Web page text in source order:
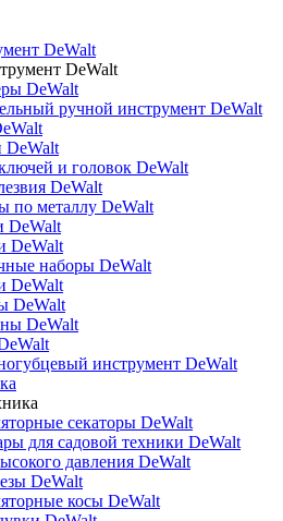
DeWalt
DeWalt
DeWalt
ручной инструмент DeWalt
DeWalt
и головок DeWalt
DeWalt
по металлу DeWalt
DeWalt
DeWalt
наборы DeWalt
DeWalt
DeWalt
DeWalt
инструмент DeWalt
секаторы DeWalt
для садовой техники DeWalt
давления DeWalt
DeWalt
косы DeWalt